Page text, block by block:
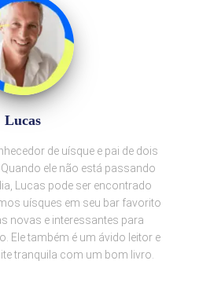
Lucas
de uísque e pai de dois
ele não está passando
Lucas pode ser encontrado
uísques em seu bar favorito
novas e interessantes para
Ele também é um ávido leitor e
tranquila com um bom livro.